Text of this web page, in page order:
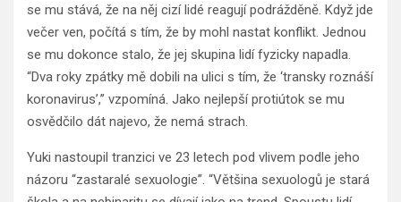
se mu stává, že na něj cizí lidé reagují podrážděně. Když jde
večer ven, počítá s tím, že by mohl nastat konflikt. Jednou
se mu dokonce stalo, že jej skupina lidí fyzicky napadla.
“Dva roky zpátky mě dobili na ulici s tím, že ‘transky roznáší
koronavirus’,” vzpomíná. Jako nejlepší protiútok se mu
osvědčilo dát najevo, že nemá strach.
Yuki nastoupil tranzici ve 23 letech pod vlivem podle jeho
názoru “zastaralé sexuologie”. “Většina sexuologů je stará